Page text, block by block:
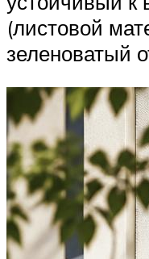
(листовой
зеленоватый